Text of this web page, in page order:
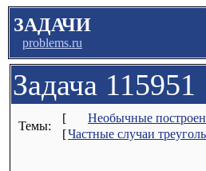
ЗАДАЧИ
problems.ru
Задача 115951
Темы:
[ Необычные
[Частные случаи